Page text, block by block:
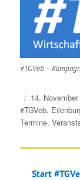
#TGVeb –
Veröffentlicht
am
14.
#TGVeb,
Termine,
Start